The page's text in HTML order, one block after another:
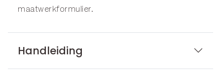
maatwerkformulier.
Handleiding